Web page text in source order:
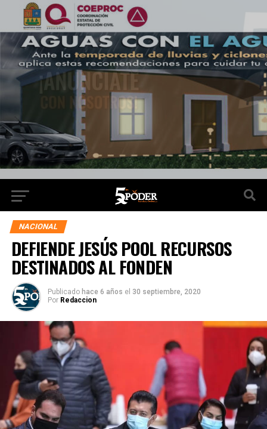
NACIONAL
DEFIENDE JESÚS POOL RECURSOS
DESTINADOS AL FONDEN
Publicado hace 6 años el 30 septiembre, 2020
Por Redaccion